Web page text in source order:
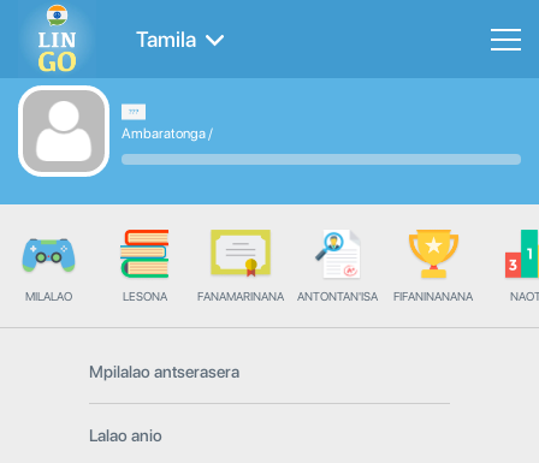
Tamila
Ambaratonga/
MILALAO LESONA FANAMARINANA ANTONTAN'ISA FIFANINANANA
Mpilalao antserasera
Lalao anio